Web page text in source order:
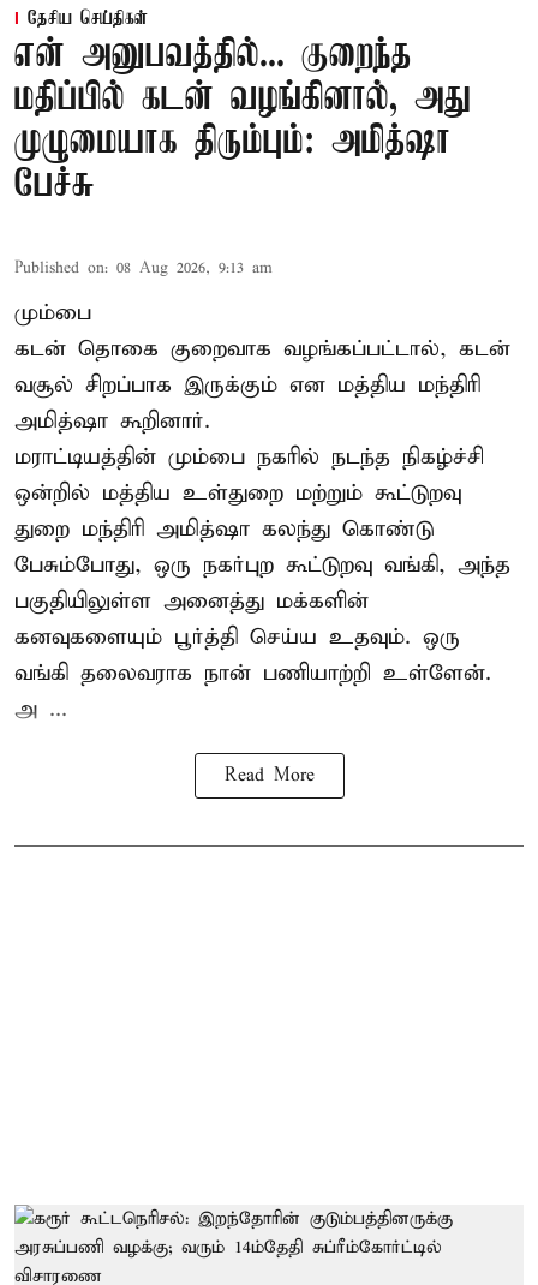
தேசிய செய்திகள்
என் அனுபவத்தில்... குறைந்த
மதிப்பில் கடன் வழங்கினால், அது
முழுமையாக திரும்பும்: அமித்ஷா
பேச்சு
Published on: 08 Aug 2026, 9:13 am
மும்பை
கடன் தொகை குறைவாக வழங்கப்பட்டால், கடன்
வசூல் சிறப்பாக இருக்கும் என மத்திய மந்திரி
அமித்ஷா கூறினார்.
மராட்டியத்தின் மும்பை நகரில் நடந்த நிகழ்ச்சி
ஒன்றில் மத்திய உள்துறை மற்றும் கூட்டுறவு
துறை மந்திரி அமித்ஷா கலந்து கொண்டு
பேசும்போது, ஒரு நகர்புற கூட்டுறவு வங்கி, அந்த
பகுதியிலுள்ள அனைத்து மக்களின்
கனவுகளையும் பூர்த்தி செய்ய உதவும். ஒரு
வங்கி தலைவராக நான் பணியாற்றி உள்ளேன்.
அ ...
Read More